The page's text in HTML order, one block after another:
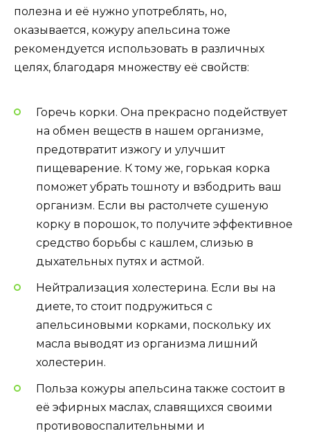
полезна и её нужно употреблять, но,
оказывается, кожуру апельсина тоже
рекомендуется использовать в различных
целях, благодаря множеству её свойств:
Горечь корки. Она прекрасно подействует
на обмен веществ в нашем организме,
предотвратит изжогу и улучшит
пищеварение. К тому же, горькая корка
поможет убрать тошноту и взбодрить ваш
организм. Если вы растолчете сушеную
корку в порошок, то получите эффективное
средство борьбы с кашлем, слизью в
дыхательных путях и астмой.
Нейтрализация холестерина. Если вы на
диете, то стоит подружиться с
апельсиновыми корками, поскольку их
масла выводят из организма лишний
холестерин.
Польза кожуры апельсина также состоит в
её эфирных маслах, славящихся своими
противовоспалительными и